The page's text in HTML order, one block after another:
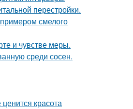
перестройки.
смелого
и чувстве меры.
среди сосен.
красота